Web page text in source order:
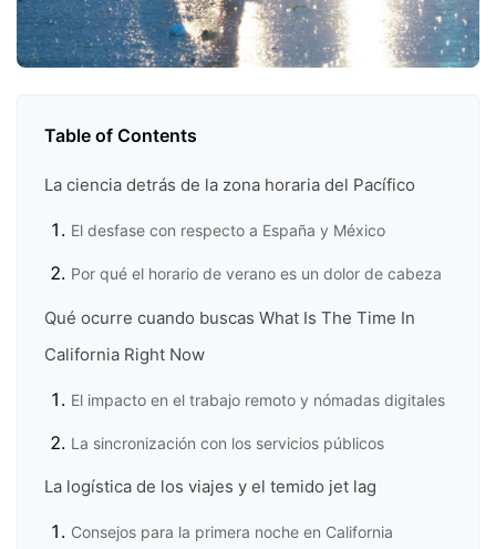
Table of Contents
La ciencia detrás de la zona horaria del Pacífico
El desfase con respecto a España y México
Por qué el horario de verano es un dolor de cabeza
Qué ocurre cuando buscas What Is The Time In
California Right Now
El impacto en el trabajo remoto y nómadas digitales
La sincronización con los servicios públicos
La logística de los viajes y el temido jet lag
Consejos para la primera noche en California